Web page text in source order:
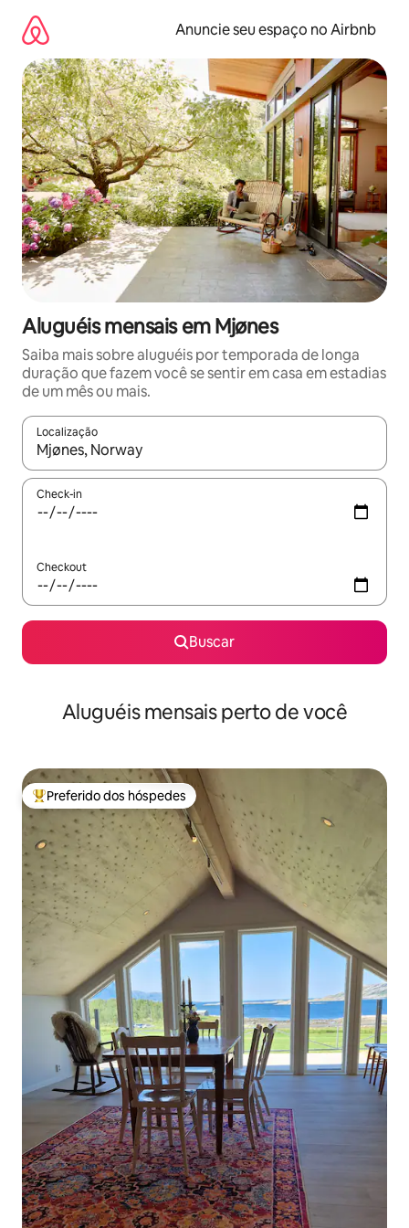
para
conteúdo
Anuncie seu espaço no Airbnb
Aluguéis mensais em Mjønes
Saiba mais sobre aluguéis por temporada de longa
duração que fazem você se sentir em casa em estadias
de um mês ou mais.
Localização
Quando os resultados estiverem disponíveis, explore-os
Check-in
Checkout
Buscar
Aluguéis mensais perto de você
Entre os melhores preferidos dos hóspedes
Preferido dos hóspedes